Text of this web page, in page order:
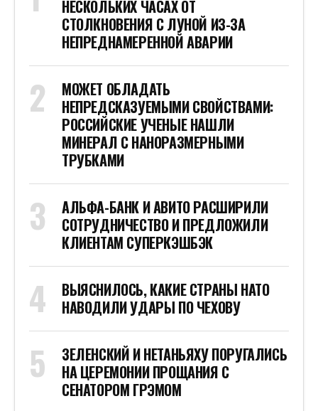
НЕСКОЛЬКИХ ЧАСАХ ОТ
СТОЛКНОВЕНИЯ С ЛУНОЙ ИЗ-ЗА
НЕПРЕДНАМЕРЕННОЙ АВАРИИ
МОЖЕТ ОБЛАДАТЬ
НЕПРЕДСКАЗУЕМЫМИ СВОЙСТВАМИ:
РОССИЙСКИЕ УЧЕНЫЕ НАШЛИ
МИНЕРАЛ С НАНОРАЗМЕРНЫМИ
ТРУБКАМИ
АЛЬФА-БАНК И АВИТО РАСШИРИЛИ
СОТРУДНИЧЕСТВО И ПРЕДЛОЖИЛИ
КЛИЕНТАМ СУПЕРКЭШБЭК
ВЫЯСНИЛОСЬ, КАКИЕ СТРАНЫ НАТО
НАВОДИЛИ УДАРЫ ПО ЧЕХОВУ
ЗЕЛЕНСКИЙ И НЕТАНЬЯХУ ПОРУГАЛИСЬ
НА ЦЕРЕМОНИИ ПРОЩАНИЯ С
СЕНАТОРОМ ГРЭМОМ